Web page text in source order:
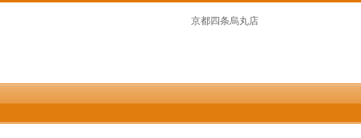
京都四条烏丸店